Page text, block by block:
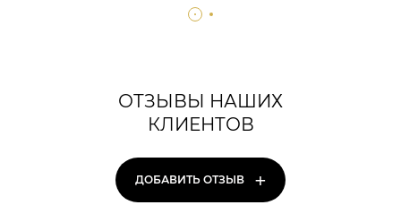
ОТЗЫВЫ НАШИХ
КЛИЕНТОВ
ДОБАВИТЬ ОТЗЫВ +